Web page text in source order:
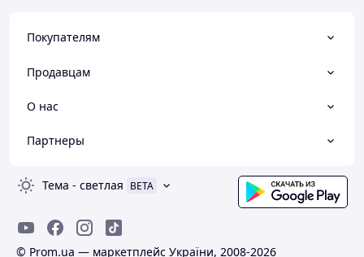
Покупателям
Продавцам
О нас
Партнеры
Тема - светлая BETA
© Prom.ua — маркетплейс України, 2008-2026